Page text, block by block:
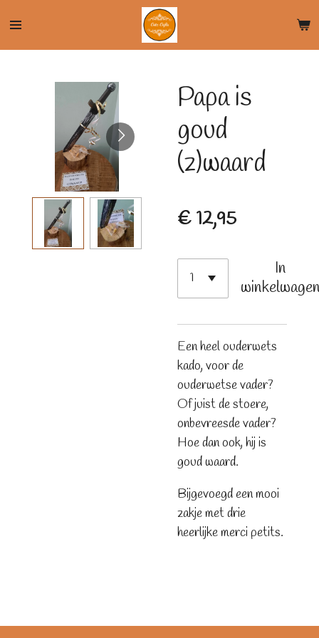
naar
Papa is
goud
(z)waard
€ 12,95
In
Een heel ouderwets
kado, voor de
ouderwetse vader?
Of juist de stoere,
onbevreesde vader?
Hoe dan ook, hij is
goud waard.
Bijgevoegd een mooi
zakje met drie
heerlijke merci petits.